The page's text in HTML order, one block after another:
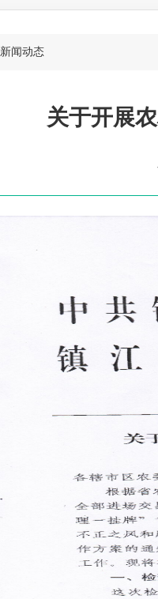
新闻动态
关于开展